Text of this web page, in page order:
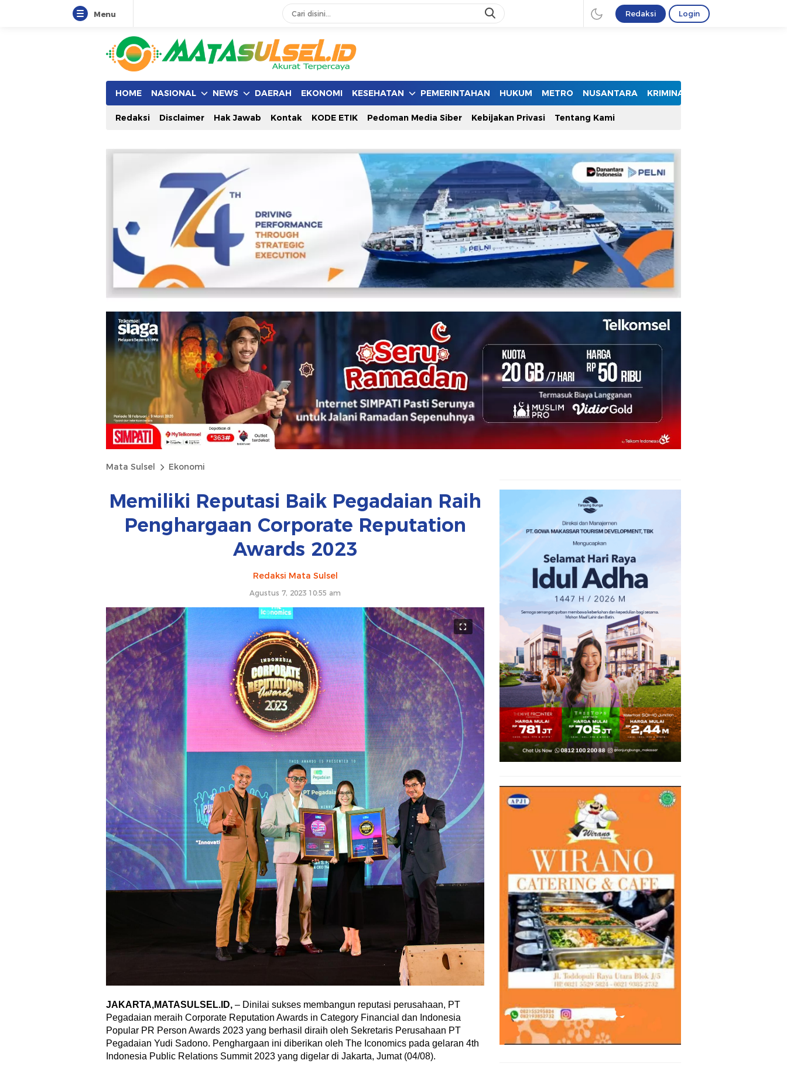
Menu Redaksi Login
HOME NASIONAL NEWS DAERAH EKONOMI KESEHATAN PEMERINTAHAN HUKUM METRO NUSANTARA KRIMINAL
Redaksi Disclaimer Hak Jawab Kontak KODE ETIK Pedoman Media Siber Kebijakan Privasi Tentang Kami
Mata Sulsel Ekonomi
Memiliki Reputasi Baik Pegadaian Raih
Penghargaan Corporate Reputation
Awards 2023
Redaksi Mata Sulsel
Agustus 7, 2023 10:55 am
JAKARTA,MATASULSEL.ID, – Dinilai sukses membangun reputasi perusahaan, PT
Pegadaian meraih Corporate Reputation Awards in Category Financial dan Indonesia
Popular PR Person Awards 2023 yang berhasil diraih oleh Sekretaris Perusahaan PT
Pegadaian Yudi Sadono. Penghargaan ini diberikan oleh The Iconomics pada gelaran 4th
Indonesia Public Relations Summit 2023 yang digelar di Jakarta, Jumat (04/08).